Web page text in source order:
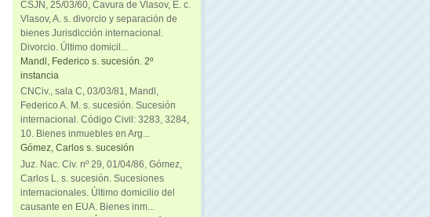
CSJN, 25/03/60, Cavura de Vlasov, E. c.
Vlasov, A. s. divorcio y separación de
bienes Jurisdicción internacional.
Divorcio. Último domicil...
Mandl, Federico s. sucesión. 2º
instancia
CNCiv., sala C, 03/03/81, Mandl,
Federico A. M. s. sucesión. Sucesión
internacional. Código Civil: 3283, 3284,
10. Bienes inmuebles en Arg...
Gómez, Carlos s. sucesión
Juz. Nac. Civ. nº 29, 01/04/86, Gómez,
Carlos L. s. sucesión. Sucesiones
internacionales. Último domicilio del
causante en EUA. Bienes inm...